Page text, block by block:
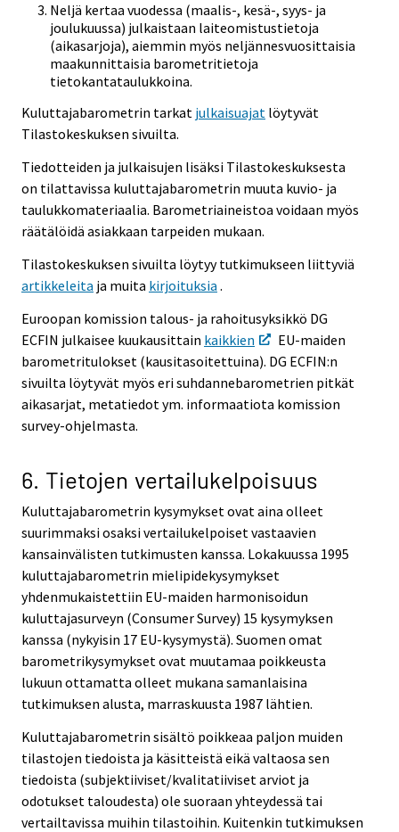
Neljä kertaa vuodessa (maalis-, kesä-, syys- ja
joulukuussa) julkaistaan laiteomistustietoja
(aikasarjoja), aiemmin myös neljännesvuosittaisia
maakunnittaisia barometritietoja
tietokantataulukkoina.
Kuluttajabarometrin tarkat julkaisuajat löytyvät
Tilastokeskuksen sivuilta.
Tiedotteiden ja julkaisujen lisäksi Tilastokeskuksesta
on tilattavissa kuluttajabarometrin muuta kuvio- ja
taulukkomateriaalia. Barometriaineistoa voidaan myös
räätälöidä asiakkaan tarpeiden mukaan.
Tilastokeskuksen sivuilta löytyy tutkimukseen liittyviä
artikkeleita ja muita kirjoituksia .
Euroopan komission talous- ja rahoitusyksikkö DG
ECFIN julkaisee kuukausittain kaikkien
EU-maiden
barometritulokset (kausitasoitettuina). DG ECFIN:n
sivuilta löytyvät myös eri suhdannebarometrien pitkät
aikasarjat, metatiedot ym. informaatiota komission
survey-ohjelmasta.
6. Tietojen vertailukelpoisuus
Kuluttajabarometrin kysymykset ovat aina olleet
suurimmaksi osaksi vertailukelpoiset vastaavien
kansainvälisten tutkimusten kanssa. Lokakuussa 1995
kuluttajabarometrin mielipidekysymykset
yhdenmukaistettiin EU-maiden harmonisoidun
kuluttajasurveyn (Consumer Survey) 15 kysymyksen
kanssa (nykyisin 17 EU-kysymystä). Suomen omat
barometrikysymykset ovat muutamaa poikkeusta
lukuun ottamatta olleet mukana samanlaisina
tutkimuksen alusta, marraskuusta 1987 lähtien.
Kuluttajabarometrin sisältö poikkeaa paljon muiden
tilastojen tiedoista ja käsitteistä eikä valtaosa sen
tiedoista (subjektiiviset/kvalitatiiviset arviot ja
odotukset taloudesta) ole suoraan yhteydessä tai
vertailtavissa muihin tilastoihin. Kuitenkin tutkimuksen